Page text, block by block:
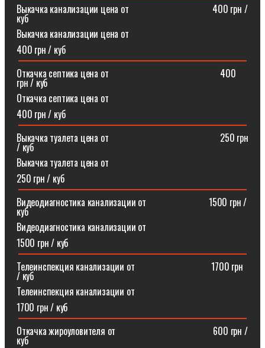
Выкачка канализации цена от⠀⠀⠀⠀⠀⠀⠀⠀⠀⠀⠀⠀400 грн /
куб
Выкачка канализации цена от
400 грн / куб
Откачка септика цена от⠀⠀⠀⠀⠀⠀⠀⠀⠀⠀⠀⠀⠀⠀⠀⠀400
грн / куб
Откачка септика цена от
400 грн / куб
Выкачка туалета цена от⠀⠀⠀⠀⠀⠀⠀⠀⠀⠀⠀⠀⠀⠀⠀⠀250 грн
/ куб
Выкачка туалета цена от
250 грн / куб
Видеодиагностика канализации от⠀⠀⠀⠀⠀⠀⠀⠀⠀1500 грн /
куб
Видеодиагностика канализации от
1500 грн / куб
Телеинспекция канализации от⠀⠀⠀⠀⠀⠀⠀⠀⠀⠀⠀1700 грн
/ куб
Телеинспекция канализации от
1700 грн / куб
Откачка жироуловителя от⠀⠀⠀⠀⠀⠀⠀⠀⠀⠀⠀⠀⠀⠀600 грн /
куб